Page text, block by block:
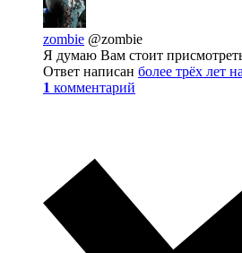
zombie @zombie
Я думаю Вам стоит
Ответ написан более трёх лет
1 комментарий